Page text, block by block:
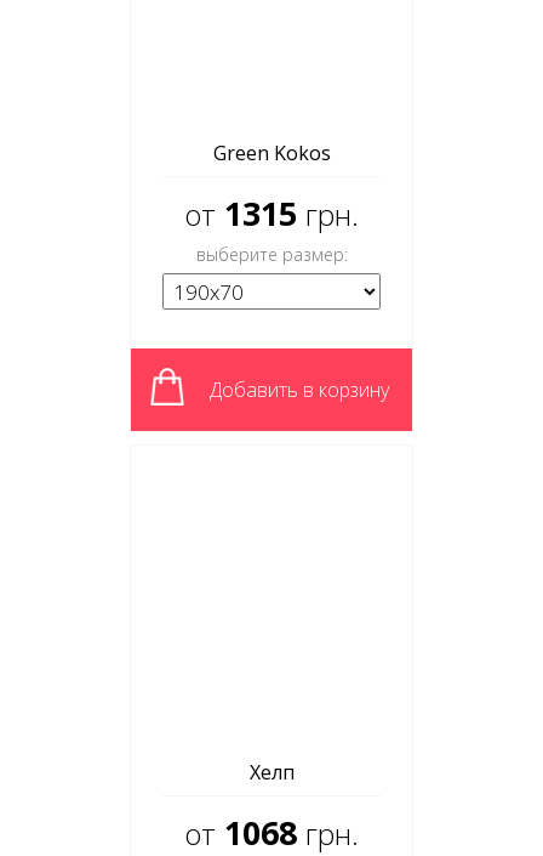
Green Kokos
от 1315 грн.
выберите размер:
Добавить в корзину
Хелп
от 1068 грн.